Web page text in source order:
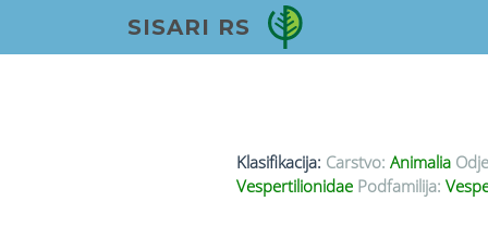
SISARI RS
Klasifikacija: Carstvo: Animalia
Vespertilionidae Podfamilija: